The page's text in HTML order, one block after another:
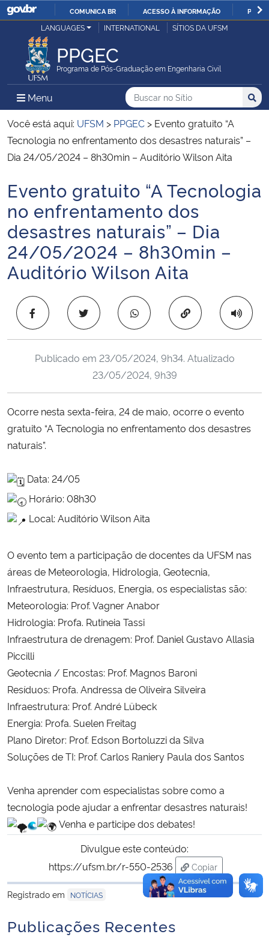
IR
COMUNICA BR ACESSO À INFORMAÇÃO
Ministério da Justiça e Segurança Pública
Ministério da Defesa
Ministério das Relações Exteriores
Ministério da Economia
Ministério da Infraestrutura
Ministério da Agricultura, Pecuária e Abastecimento
Ministério da Educação
Ministério da Cidadania
Ministério da Saúde
Ministério de Minas e Energia
Ministério da Ciência, Tecnologia, Inovações e Comunicações
Ministério do Meio Ambiente
Ministério do Turismo
Controladoria-Geral da União
Secretaria de Governo
Gabinete de Segurança Institucional
Advocacia-Geral da União
Banco Central do Brasil
Planalto
LANGUAGES INTERNATIONAL SÍTIOS DA UFSM
PPGEC
Programa de Pós-Graduação em Engenharia Civil
Menu Menu Principal do Sítio
Busca
Buscar no no Sítio
Busca:
Você está aqui: UFSM > PPGEC > Evento gratuito “A
Tecnologia no enfrentamento dos desastres naturais” –
Dia 24/05/2024 – 8h30min – Auditório Wilson Aita
Início do conteúdo
Evento gratuito “A Tecnologia
no enfrentamento dos
desastres naturais” – Dia
24/05/2024 – 8h30min –
Auditório Wilson Aita
Copiar para área
Publicado em 23/05/2024, 9h34. Atualizado
23/05/2024, 9h39
Ocorre nesta sexta-feira, 24 de maio, ocorre o evento
gratuito “A Tecnologia no enfrentamento dos desastres
naturais”.
Data: 24/05
Horário: 08h30
Local: Auditório Wilson Aita
O evento tem a participação de docentes da UFSM nas
áreas de Meteorologia, Hidrologia, Geotecnia,
Infraestrutura, Resíduos, Energia, os especialistas são:
Meteorologia: Prof. Vagner Anabor
Hidrologia: Profa. Rutineia Tassi
Infraestrutura de drenagem: Prof. Daniel Gustavo Allasia
Piccilli
Geotecnia / Encostas: Prof. Magnos Baroni
Resíduos: Profa. Andressa de Oliveira Silveira
Infraestrutura: Prof. André Lübeck
Energia: Profa. Suelen Freitag
Plano Diretor: Prof. Edson Bortoluzzi da Silva
Soluções de TI: Prof. Carlos Raniery Paula dos Santos
Venha aprender com especialistas sobre como a
tecnologia pode ajudar a enfrentar desastres naturais!
Venha e participe dos debates!
Divulgue este conteúdo:
https://ufsm.br/r-550-2536
Copiar
para área de
Registrado em
NOTÍCIAS
Publicações Recentes